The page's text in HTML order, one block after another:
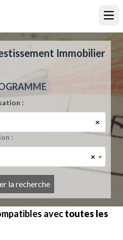
Immobilier
:
×
:
×
la recherche
avectoutes les